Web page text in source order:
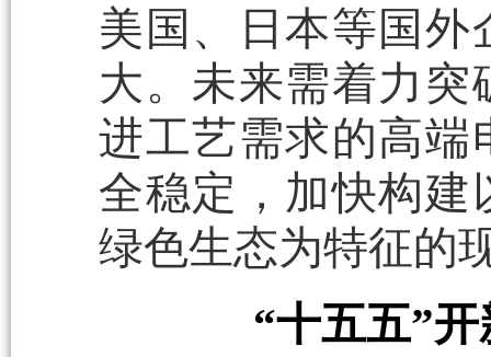
美国、日本等国
大。未来需着力
进工艺需求的高端
全稳定，加快构建
绿色生态为特征的
“十五五”